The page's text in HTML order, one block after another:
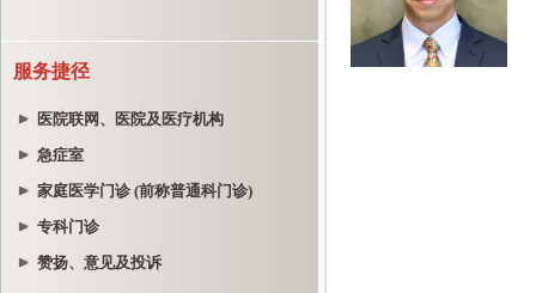
服务捷径
医院联网、医院及医疗机构
急症室
家庭医学门诊 (前称普通科门诊)
专科门诊
赞扬、意见及投诉